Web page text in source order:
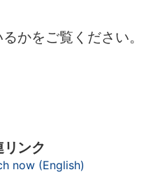
かをご覧ください。
リンク
now (English)